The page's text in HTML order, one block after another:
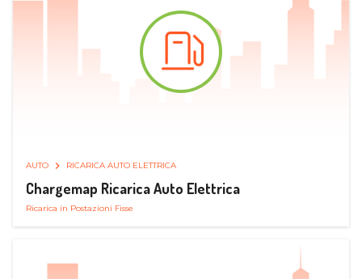
AUTO RICARICA AUTO ELETTRICA
Chargemap Ricarica Auto Elettrica
Ricarica in Postazioni Fisse